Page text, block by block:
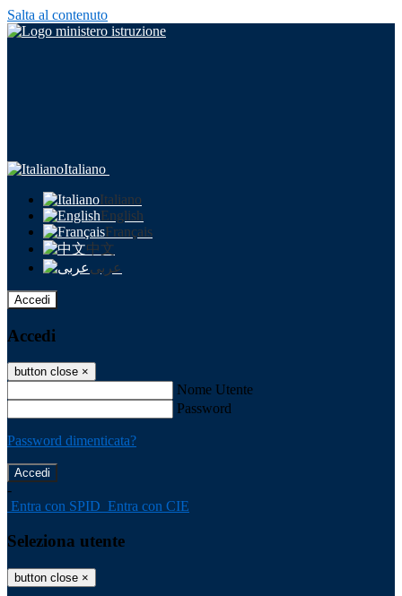
Salta al contenuto
Italiano
Italiano
English
Français
中文
عربى
Accedi
Accedi
button close ×
Nome Utente
Password
Password dimenticata?
-
Entra con SPID Entra con CIE
Seleziona utente
button close ×